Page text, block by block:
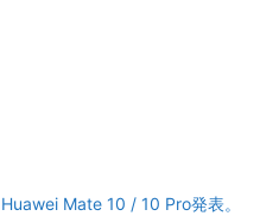
Huawei Mate 10 / 10 Pro発表。